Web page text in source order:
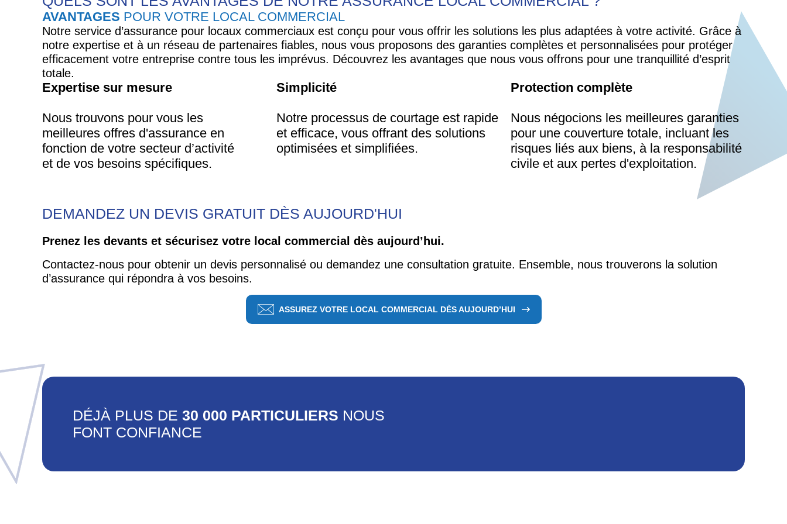
AVANTAGES POUR VOTRE LOCAL COMMERCIAL
Notre service d’assurance pour locaux commerciaux est conçu pour vous offrir les solutions les plus adaptées à votre activité. Grâce à
notre expertise et à un réseau de partenaires fiables, nous vous proposons des garanties complètes et personnalisées pour protéger
efficacement votre entreprise contre tous les imprévus. Découvrez les avantages que nous vous offrons pour une tranquillité d’esprit
totale.
Expertise sur mesure
Nous trouvons pour vous les
meilleures offres d'assurance en
fonction de votre secteur d’activité
et de vos besoins spécifiques.
Simplicité
Notre processus de courtage est rapide
et efficace, vous offrant des solutions
optimisées et simplifiées.
Protection complète
Nous négocions les meilleures garanties
pour une couverture totale, incluant les
risques liés aux biens, à la responsabilité
civile et aux pertes d'exploitation​.
DEMANDEZ UN DEVIS GRATUIT DÈS AUJOURD'HUI
Prenez les devants et sécurisez votre local commercial dès aujourd’hui.
Contactez-nous pour obtenir un devis personnalisé ou demandez une consultation gratuite. Ensemble, nous trouverons la solution
d’assurance qui répondra à vos besoins.
ASSUREZ VOTRE LOCAL COMMERCIAL DÈS AUJOURD’HUI
DÉJÀ PLUS DE 30 000 PARTICULIERS NOUS
FONT CONFIANCE